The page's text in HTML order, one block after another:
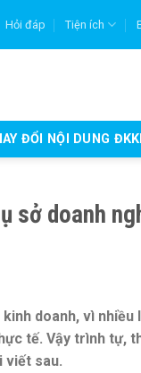
Hỏi đáp Tiện ích
ĐỔI NỘI DUNG
sở doanh
doanh, vì
tế. Vậy trình tự,
viết sau.